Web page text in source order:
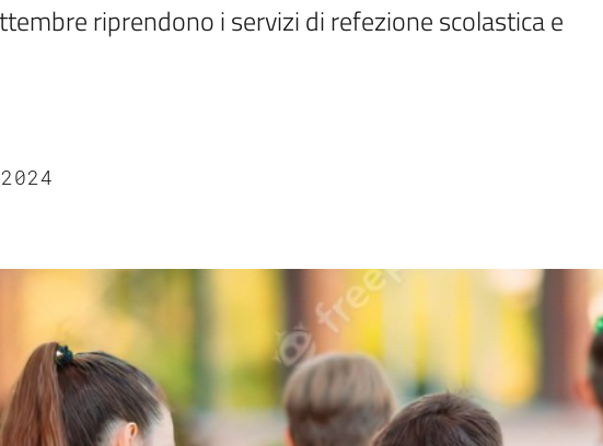
riprendono i servizi di refezione scolastica e